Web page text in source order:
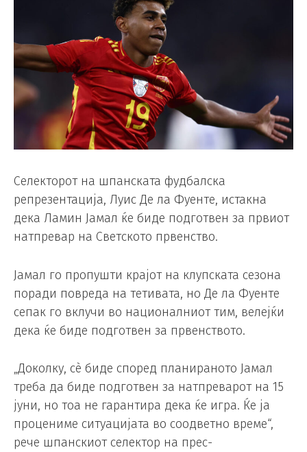
Селекторот на шпанската фудбалска
репрезентација, Луис Де ла Фуенте, истакна
дека Ламин Јамал ​​ќе биде подготвен за првиот
натпревар на Светското првенство.
Јамал ​​го пропушти крајот на клупската сезона
поради повреда на тетивата, но Де ла Фуенте
сепак го вклучи во националниот тим, велејќи
дека ќе биде подготвен за првенството.
„Доколку, сè биде според планираното Јамал
треба да биде подготвен за натпреварот на 15
јуни, но тоа не гарантира дека ќе игра. Ќе ја
процениме ситуацијата во соодветно време“,
рече шпанскиот селектор на прес-